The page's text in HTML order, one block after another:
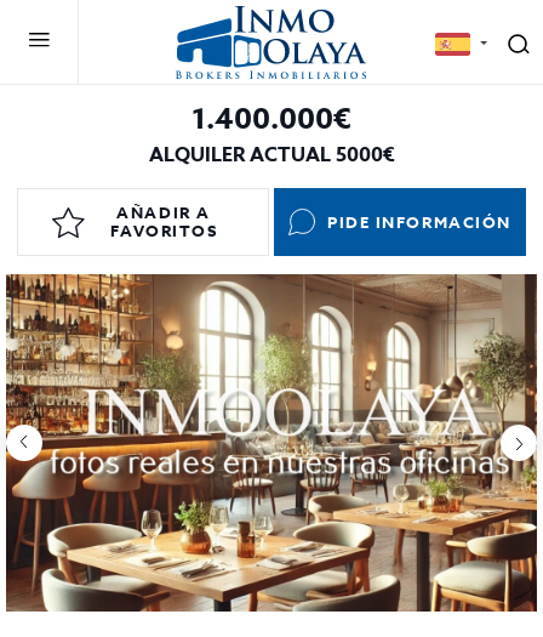
1.400.000€
ALQUILER ACTUAL 5000€
AÑADIR A
FAVORITOS
PIDE INFORMACIÓN